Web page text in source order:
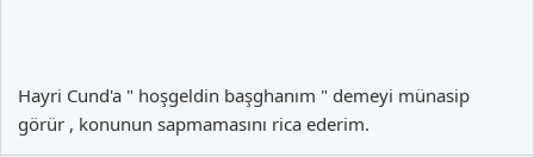
Hayri Cund'a " hoşgeldin başghanım " demeyi münasip
görür , konunun sapmamasını rica ederim.